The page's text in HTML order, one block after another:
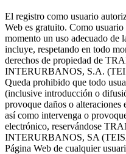
El registro como usuario
Web es gratuito. Como
momento un uso adecuado de
incluye, respetando en todo
derechos de propiedad de
INTERURBANOS, S.A.
Queda prohibido que todo
(inclusive introducción o
provoque daños o alteraciones
así como intervenga o
electrónico, reservándose
INTERURBANOS, SA
Página Web de cualquier